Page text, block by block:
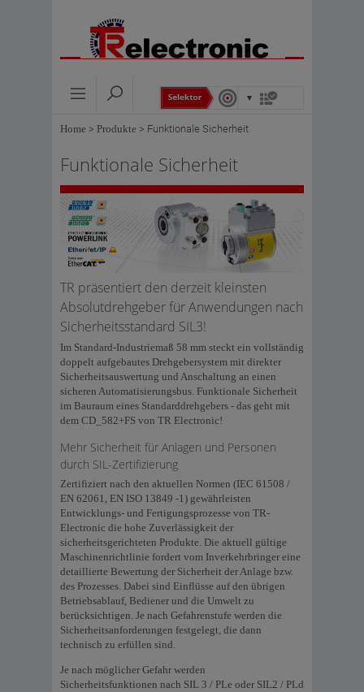
Home > Produkte > Funktionale Sicherheit
Funktionale Sicherheit
TR präsentiert den derzeit kleinsten
Absolutdrehgeber für Anwendungen nach
Sicherheitsstandard SIL3!
Im Standard-Industriemaß 58 mm steckt ein vollständig
doppelt aufgebautes Drehgebersystem mit direkter
Sicherheitsauswertung und Anschaltung an einen
sicheren Automatisierungsbus. Funktionale Sicherheit
im Bauraum eines Standarddrehgebers - das geht mit
dem CD_582+FS von TR Electronic!
Mehr Sicherheit für Anlagen und Personen
durch SIL-Zertifizierung
Zertifiziert nach den aktuellen Normen (IEC 61508 /
EN 62061, EN ISO 13849 -1) gewährleisten
Entwicklungs- und Fertigungsprozesse von TR-
Electronic die hohe Zuverlässigkeit der
sicherheitsgerichteten Produkte. Die aktuell gültige
Maschinenrichtlinie fordert vom Inverkehrbringer eine
detaillierte Bewertung der Sicherheit der Anlage bzw.
des Prozesses. Dabei sind Einflüsse auf den übrigen
Betriebsablauf, Bediener und die Umwelt zu
berücksichtigen. Je nach Gefahrenstufe werden die
Sicherheitsanforderungen festgelegt, die dann
technisch zu erfüllen sind.
Je nach möglicher Gefahr werden
Sicherheitsfunktionen nach SIL 3 / PLe oder SIL2 / PLd